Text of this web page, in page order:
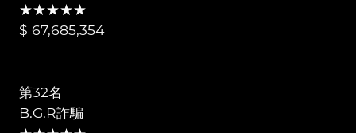
★★★★★
$ 67,685,354
第32名
B.G.R詐騙